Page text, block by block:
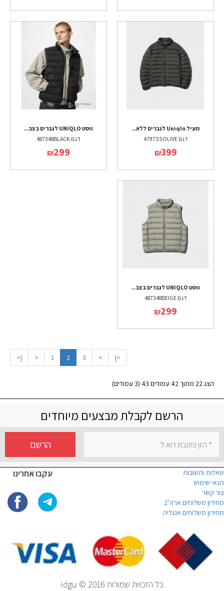
מעיל Uniqlo לגברים ללא...
דגם 479755OLIVE
₪399
ווסט UNIQLO לגברים בצב...
דגם 487348BLACK
₪299
ווסט UNIQLO לגברים בצב...
דגם 487348BEIGE
₪299
|< < 1 2 3 > >|
הצג 22 מתוך 42 עמודים 43 (3 עמודים)
הרשם לקבלת מבצעים מיוחדים
הרשם
עקבו אחרינו
שאלות ותשובות
תנאי שימוש
צור קשר
מחירון משלוחים ארה"ב
מחירון משלוחים אנגליה
כל הזכויות שמורות idgu © 2016